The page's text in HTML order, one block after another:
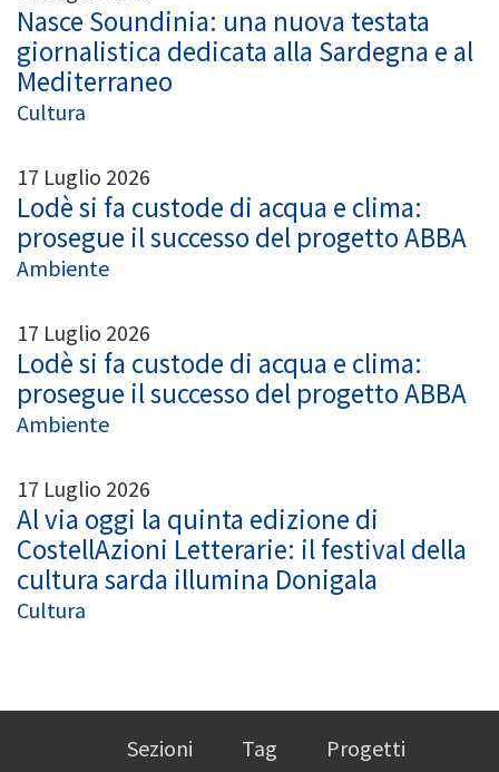
Nasce Soundinia: una nuova testata
giornalistica dedicata alla Sardegna e al
Mediterraneo
Cultura
17 Luglio 2026
Lodè si fa custode di acqua e clima:
prosegue il successo del progetto ABBA
Ambiente
17 Luglio 2026
Lodè si fa custode di acqua e clima:
prosegue il successo del progetto ABBA
Ambiente
17 Luglio 2026
Al via oggi la quinta edizione di
CostellAzioni Letterarie: il festival della
cultura sarda illumina Donigala
Cultura
Sezioni Tag
Progetti